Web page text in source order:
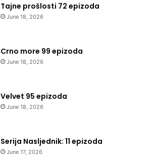
Tajne prošlosti 72 epizoda
June 18, 2026
Crno more 99 epizoda
June 18, 2026
Velvet 95 epizoda
June 18, 2026
Serija Nasljednik: 11 epizoda
June 17, 2026